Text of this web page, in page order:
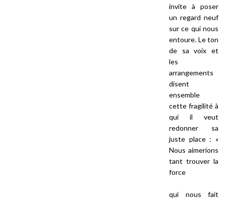
invite à poser
un regard neuf
sur ce qui nous
entoure. Le ton
de sa voix et
les
arrangements
disent
ensemble
cette fragilité à
qui il veut
redonner sa
juste place : «
Nous aimerions
tant trouver la
force
qui nous fait